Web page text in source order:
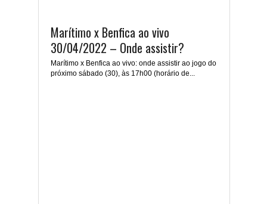
Marítimo x Benfica ao vivo
30/04/2022 – Onde assistir?
Marítimo x Benfica ao vivo: onde assistir ao jogo do
próximo sábado (30), às 17h00 (horário de...